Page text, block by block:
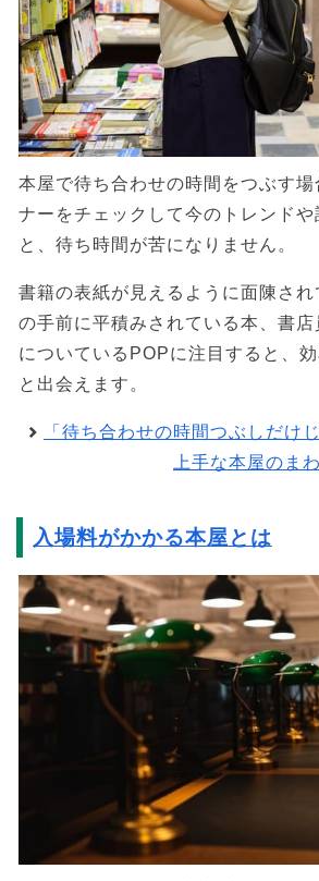
本屋で待ち合わせの時間をつぶす
ナーをチェックして今のトレンドや
と、待ち時間が苦になりません。
書籍の表紙が見えるように面陳され
の手前に平積みされている本、書
についているPOPに注目すると、
と出会えます。
「待ち合わせの時間つぶしだけ
上手な本屋のま
入場料がかかる本屋とは